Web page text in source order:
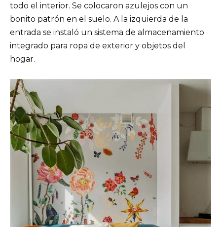
todo el interior. Se colocaron azulejos con un
bonito patrón en el suelo. A la izquierda de la
entrada se instaló un sistema de almacenamiento
integrado para ropa de exterior y objetos del
hogar.